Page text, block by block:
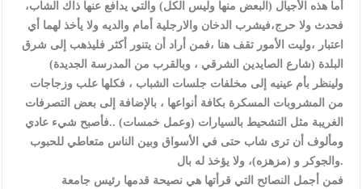
أما هذه الأجيال (البعض منها وليس الكل) والتي يدافع عنها ذاك الشاب،
فحدث ولا حرج،فيشرب الدخان والارجلية أمام والديه ولا يأخذ لهما أي
اعتبار ،وليت الأمور تقف هنا ،فمن أراد أن يتنور أكثر فليذهب إلى شرق
البلدة (شارع الصايدين الشرقي ، وبالقرب من المدرسة الجديدة)
ولينظر بأم عينيه إلى مخلفات جلسات الشباب ، فكلها علب وزجاجات
من المشروبات المسكرة بكافة أنواعها ، بالإضافة إلى بعض التصرفات
الغريبة مثل التشحيط بالسيارات (وعمل خمسات) ..فأصبح شيء عادي
ومألوف أن ترى شاب حتى في الأسواق وبين الناس متعاطي للحبوب
والجوكر و (مزهزه)، ولا يؤخذ له بال.
فمن أجمل النصائح التي قرأتها هي نصيحة قدمها رئيس جامعة